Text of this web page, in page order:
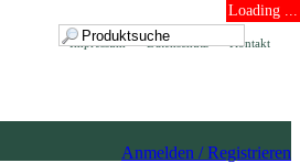
Loading ...
Kontakt
Datenschutz
Impressum
Anmelden / Registrieren